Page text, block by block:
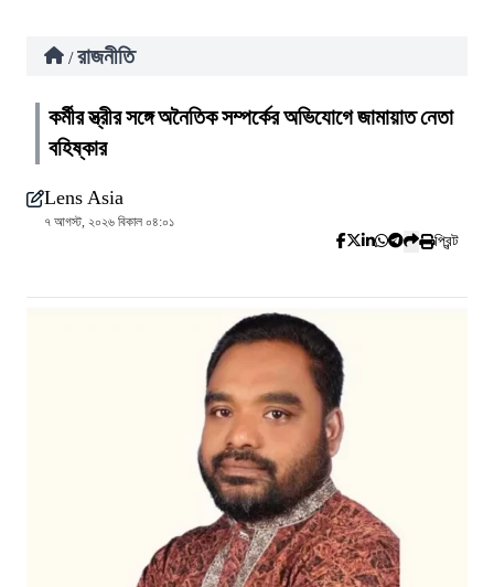
/ রাজনীতি
কর্মীর স্ত্রীর সঙ্গে অনৈতিক সম্পর্কের অভিযোগে জামায়াত নেতা
বহিষ্কার
Lens Asia
৭ আগস্ট, ২০২৬ বিকাল ০৪:০১
প্রিন্ট